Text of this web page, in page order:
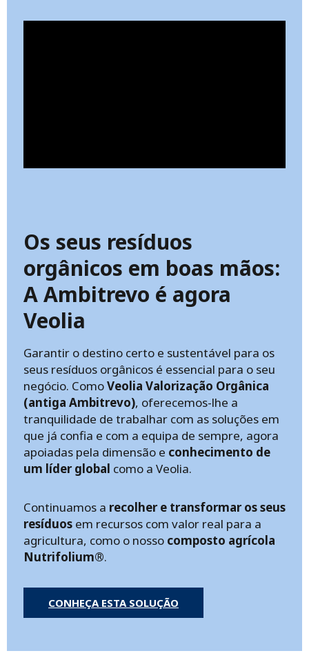
Os seus resíduos
orgânicos em boas mãos:
A Ambitrevo é agora
Veolia
Garantir o destino certo e sustentável para os
seus resíduos orgânicos é essencial para o seu
negócio. ComoVeolia Valorização Orgânica
(antiga Ambitrevo), oferecemos-lhe a
tranquilidade de trabalhar com as soluções em
que já confia e com a equipa de sempre, agora
apoiadas pela dimensão e conhecimento de
um líder global como a Veolia.
Continuamos a recolher e transformar os seus
resíduos em recursos com valor real para a
agricultura, como o nosso composto agrícola
Nutrifolium®.
CONHEÇA ESTA SOLUÇÃO